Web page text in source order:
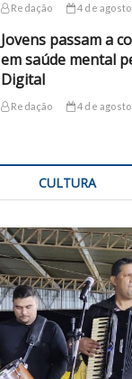
Redação 4 de
Jovens passam a
em saúde mental
Digital
Redação 4 de
CULTURA